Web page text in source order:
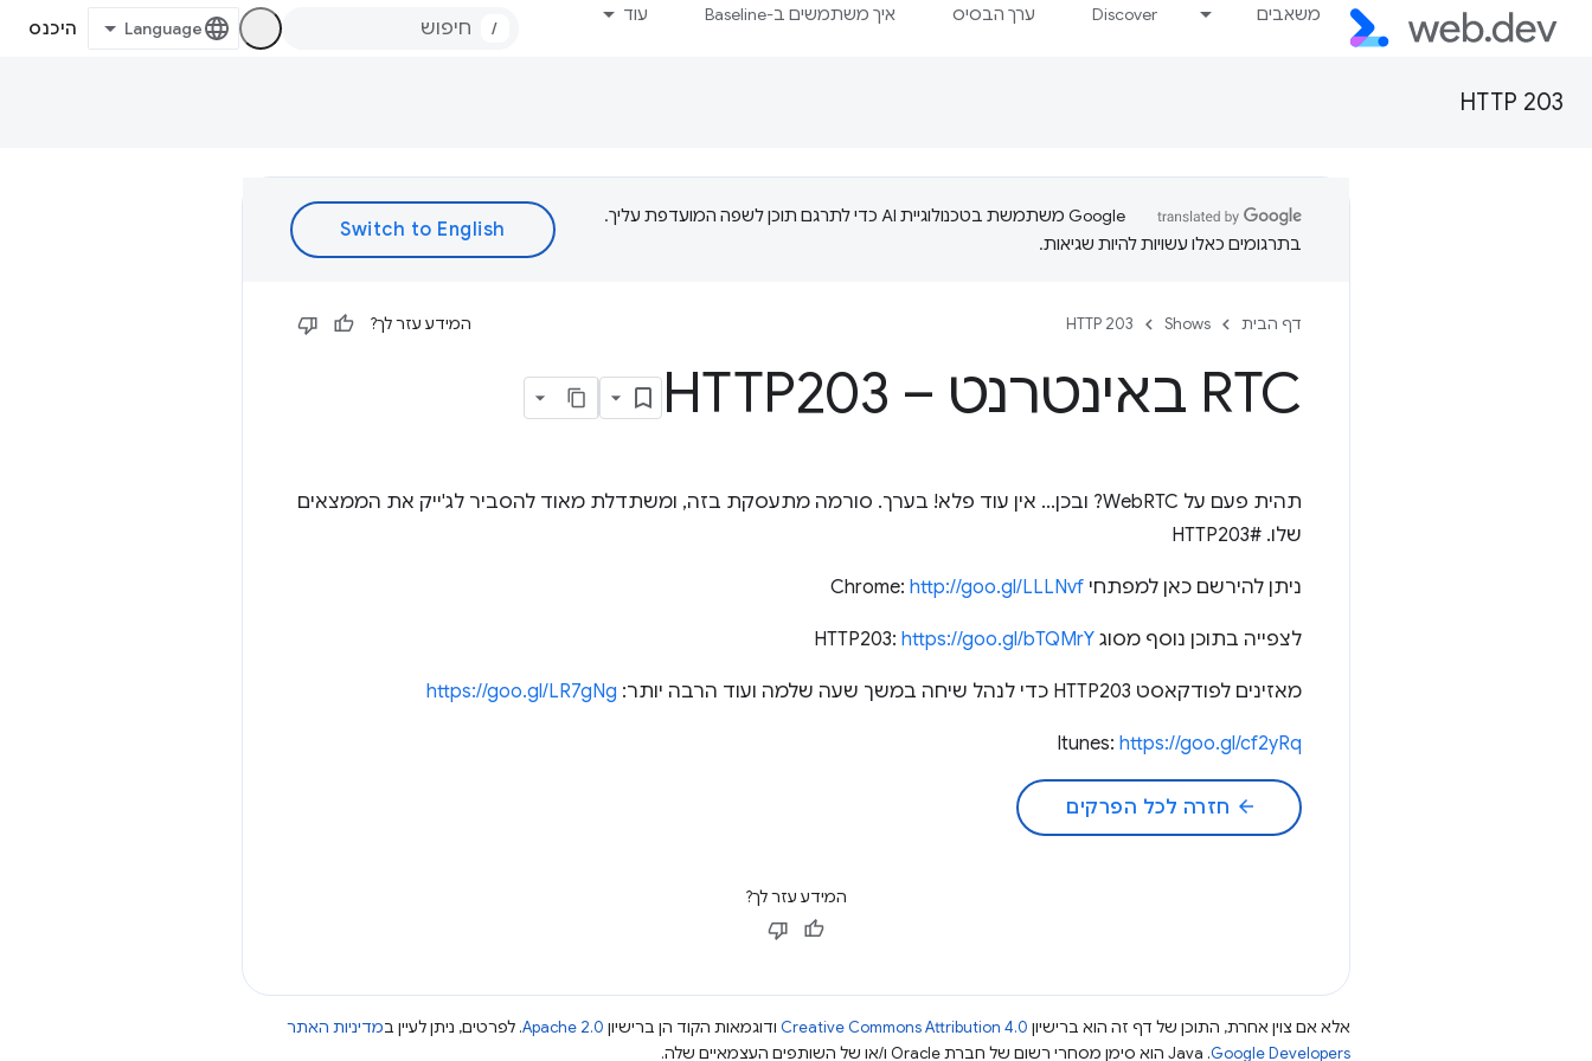
משאבים Discover ערך הבסיס איך משתמשים ב-Baseline עוד
/ היכנס
HTTP 203
‫Google משתמשת בטכנולוגיית AI כדי לתרגם תוכן לשפה המועדפת עליך.
בתרגומים כאלו עשויות להיות שגיאות.
דף הבית Shows
HTTP 203 המידע עזר לך?
RTC באינטרנט – HTTP203
תהית פעם על WebRTC? ובכן... אין עוד פלא! בערך. סורמה מתעסקת בזה, ומשתדלת מאוד להסביר לג'ייק את הממצאים
שלו. #HTTP203
ניתן להירשם כאן למפתחי Chrome: http://goo.gl/LLLNvf
לצפייה בתוכן נוסף מסוג HTTP203: https://goo.gl/bTQMrY
מאזינים לפודקאסט HTTP203 כדי לנהל שיחה במשך שעה שלמה ועוד הרבה יותר: https://goo.gl/LR7gNg
Itunes: https://goo.gl/cf2yRq
arrow_back חזרה לכל הפרקים
המידע עזר לך?
אלא אם צוין אחרת, התוכן של דף זה הוא ברישיון Creative Commons Attribution 4.0 ודוגמאות הקוד הן ברישיון Apache 2.0. לפרטים, ניתן לעיין במדיניות האתר
Google Developers‏.‏ Java הוא סימן מסחרי רשום של חברת Oracle ו/או של השותפים העצמאיים שלה.